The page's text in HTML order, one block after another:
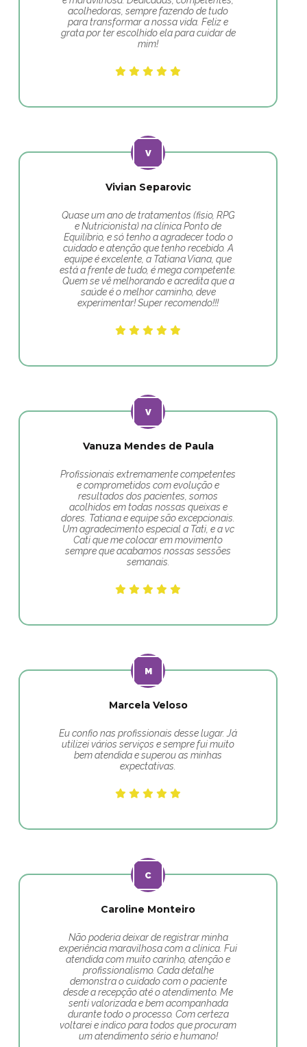
acolhedoras, sempre fazendo de tudo
para transformar a nossa vida. Feliz e
grata por ter escolhido ela para cuidar de
mim!
Vivian Separovic
Quase um ano de tratamentos (fisio, RPG
e Nutricionista) na clínica Ponto de
Equilíbrio, e só tenho a agradecer todo o
cuidado e atenção que tenho recebido. A
equipe é excelente, a Tatiana Viana, que
está a frente de tudo, é mega competente.
Quem se vê melhorando e acredita que a
saúde é o melhor caminho, deve
experimentar! Super recomendo!!!
Vanuza Mendes de Paula
Profissionais extremamente competentes
e comprometidos com evolução e
resultados dos pacientes, somos
acolhidos em todas nossas queixas e
dores. Tatiana e equipe são excepcionais.
Um agradecimento especial a Tati, e a vc
Cati que me colocar em movimento
sempre que acabamos nossas sessões
semanais.
Marcela Veloso
Eu confio nas profissionais desse lugar. Já
utilizei vários serviços e sempre fui muito
bem atendida e superou as minhas
expectativas.
Caroline Monteiro
Não poderia deixar de registrar minha
experiência maravilhosa com a clínica. Fui
atendida com muito carinho, atenção e
profissionalismo. Cada detalhe
demonstra o cuidado com o paciente
desde a recepção até o atendimento. Me
senti valorizada e bem acompanhada
durante todo o processo. Com certeza
voltarei e indico para todos que procuram
um atendimento sério e humano!